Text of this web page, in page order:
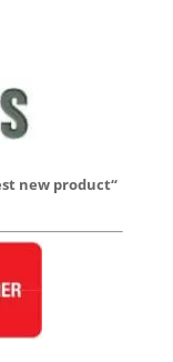
new product“